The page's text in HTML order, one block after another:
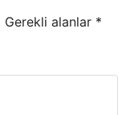
Gerekli alanlar *